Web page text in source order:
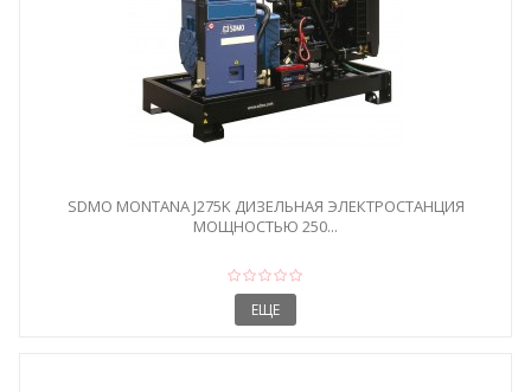
SDMO MONTANA J275K ДИЗЕЛЬНАЯ ЭЛЕКТРОСТАНЦИЯ
МОЩНОСТЬЮ 250...
ЕЩЕ